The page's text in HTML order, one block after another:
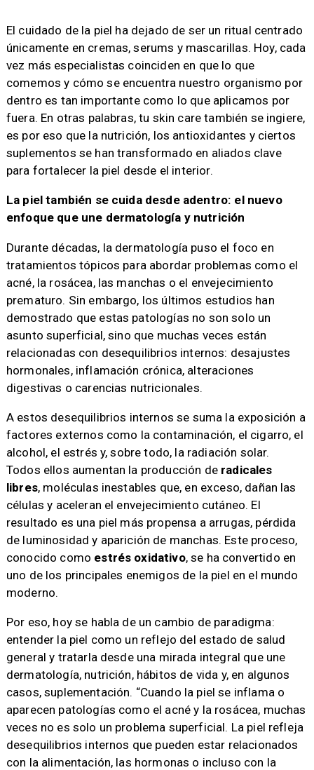
El cuidado de la piel ha dejado de ser un ritual centrado
únicamente en cremas, serums y mascarillas. Hoy, cada
vez más especialistas coinciden en que lo que
comemos y cómo se encuentra nuestro organismo por
dentro es tan importante como lo que aplicamos por
fuera. En otras palabras, tu skin care también se ingiere,
es por eso que la nutrición, los antioxidantes y ciertos
suplementos se han transformado en aliados clave
para fortalecer la piel desde el interior.
La piel también se cuida desde adentro: el nuevo
enfoque que une dermatología y nutrición
Durante décadas, la dermatología puso el foco en
tratamientos tópicos para abordar problemas como el
acné, la rosácea, las manchas o el envejecimiento
prematuro. Sin embargo, los últimos estudios han
demostrado que estas patologías no son solo un
asunto superficial, sino que muchas veces están
relacionadas con desequilibrios internos: desajustes
hormonales, inflamación crónica, alteraciones
digestivas o carencias nutricionales.
A estos desequilibrios internos se suma la exposición a
factores externos como la contaminación, el cigarro, el
alcohol, el estrés y, sobre todo, la radiación solar.
Todos ellos aumentan la producción de radicales
libres, moléculas inestables que, en exceso, dañan las
células y aceleran el envejecimiento cutáneo. El
resultado es una piel más propensa a arrugas, pérdida
de luminosidad y aparición de manchas. Este proceso,
conocido como estrés oxidativo, se ha convertido en
uno de los principales enemigos de la piel en el mundo
moderno.
Por eso, hoy se habla de un cambio de paradigma:
entender la piel como un reflejo del estado de salud
general y tratarla desde una mirada integral que une
dermatología, nutrición, hábitos de vida y, en algunos
casos, suplementación. “Cuando la piel se inflama o
aparecen patologías como el acné y la rosácea, muchas
veces no es solo un problema superficial. La piel refleja
desequilibrios internos que pueden estar relacionados
con la alimentación, las hormonas o incluso con la